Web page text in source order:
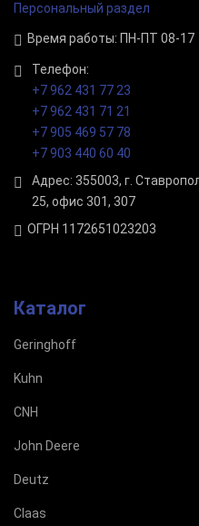
Персональный раздел
Время работы: ПН-ПТ 08-17
Телефон:
+7 962 431 77 23
+7 962 431 71 21
+7 905 469 57 78
+7 903 440 60 40
Адрес: 355003, г.
25, офис 301, 307
ОГРН 1172651023203
Каталог
Geringhoff
Kuhn
CNH
John Deere
Deutz
Claas